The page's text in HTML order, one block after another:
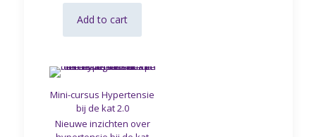
Add to cart
Mini-cursus Hypertensie
bij de kat 2.0
Nieuwe inzichten over